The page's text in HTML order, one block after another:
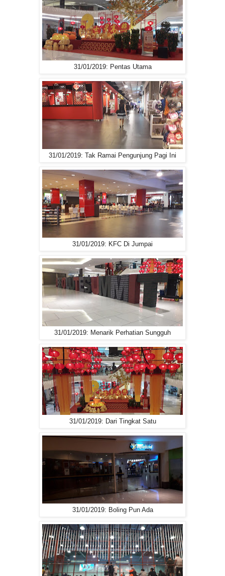
31/01/2019: Pentas Utama
31/01/2019: Tak Ramai Pengunjung Pagi Ini
31/01/2019: KFC Di Jumpai
31/01/2019: Menarik Perhatian Sungguh
31/01/2019: Dari Tingkat Satu
31/01/2019: Boling Pun Ada